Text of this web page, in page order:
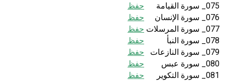
075_ سورة القيامة
حفظ
076_ سورة الإنسان
حفظ
077_ سورة المرسلات
حفظ
078_ سورة النبأ
حفظ
079_ سورة النازعات
حفظ
080_ سورة عبس
حفظ
081_ سورة التكوير
حفظ